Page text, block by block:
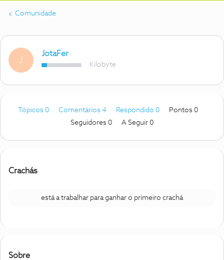
Comunidade
J
JotaFer
Kilobyte
Tópicos 0 Comentários 4 Respondido 0
Pontos 0
Seguidores 0 A Seguir 0
Crachás
está a trabalhar para ganhar o primeiro crachá
Sobre